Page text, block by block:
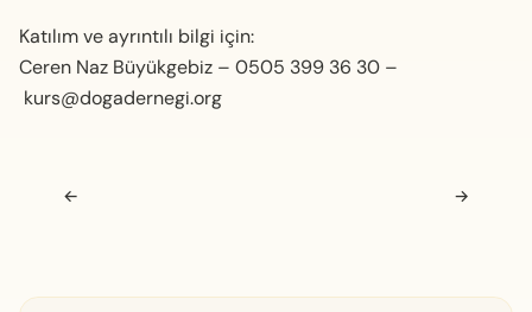
Katılım ve ayrıntılı bilgi için:
Ceren Naz Büyükgebiz – 0505 399 36 30 –
kurs@dogadernegi.org
Navigasyon sonrası
← →